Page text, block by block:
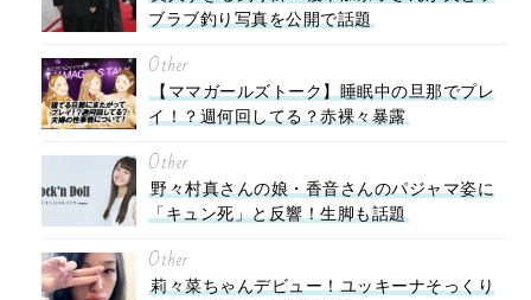
ブラブ釣り写真を公開で話題
Other
【ママガールズトーク】睡眠中の旦那でプレ
イ！？週何回してる？赤裸々暴露
Other
野々村真さんの娘・香音さんのパジャマ姿に
「キュン死」と反響！生脚も話題
Other
莉々菜ちゃんデビュー！ユッキーナそっくり